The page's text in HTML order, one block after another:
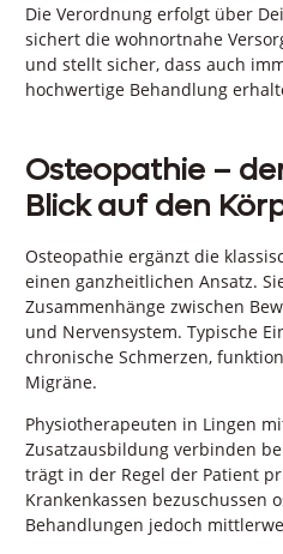
Die Verordnung erfolgt über
sichert die wohnortnahe
und stellt sicher, dass auch
hochwertige Behandlung
Osteopathie –
Blick auf den
Osteopathie ergänzt die
einen ganzheitlichen Ansatz.
Zusammenhänge zwischen
und Nervensystem. Typische
chronische Schmerzen,
Migräne.
Physiotherapeuten in Lingen
Zusatzausbildung verbinden
trägt in der Regel der Patient
Krankenkassen bezuschussen
Behandlungen jedoch